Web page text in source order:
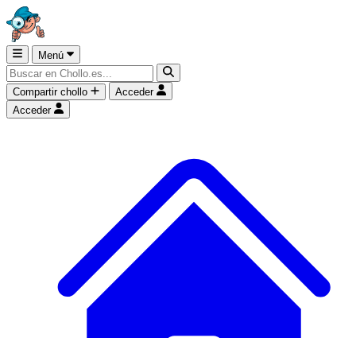
Menú
Compartir chollo
Acceder
Acceder